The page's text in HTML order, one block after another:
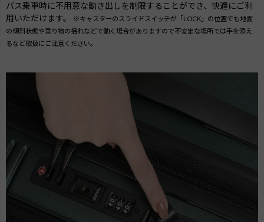
バス乗車時に不用意な動き出しを制限することができ、快適にご利
用いただけます。
※キャスターのスライドスイッチが「LOCK」の位置でも地面
の傾斜状態や乗り物の揺れなどで動く場合がありますので不安定な場所では手を添え
るなど取扱にご注意ください。